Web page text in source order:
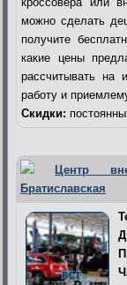
можно сделать
получите
какие цены
рассчитывать на
работу и
Скидки:
Центр
Братиславская